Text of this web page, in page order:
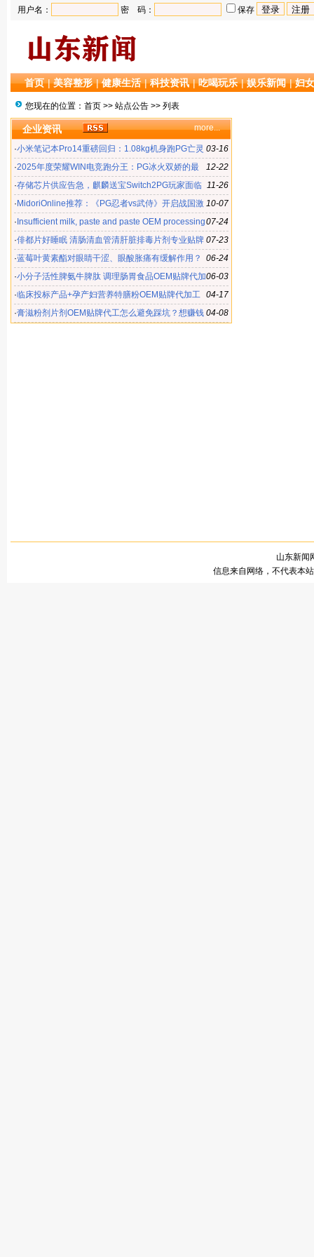
用户名： 密 码： 保存
首页 |美容整形 |健康生活 |科技资讯 |吃喝玩乐 |娱乐新闻 |妇
您现在的位置： 首页 >> 站点公告 >> 列表
more...
企业资讯
03-16
·小米笔记本Pro14重磅回归：1.08kg机身跑PG亡灵
大盗79帧游戏表现
12-22
·2025年度荣耀WIN电竞跑分王：PG冰火双娇的最
优选择
11-26
·存储芯片供应告急，麒麟送宝Switch2PG玩家面临
扩容难题！
10-07
· MidoriOnline推荐：《PG忍者vs武侍》开启战国激
斗新篇章
07-24
· Insufficient milk, paste and paste OEM processing
07-23
·俳都片好睡眠 清肠清血管清肝脏排毒片剂专业贴牌
代加工
06-24
·蓝莓叶黄素酯对眼睛干涩、眼酸胀痛有缓解作用？
OEM贴牌代工
06-03
·小分子活性脾氨牛脾肽 调理肠胃食品OEM贴牌代加
工的价格
04-17
·临床投标产品+孕产妇营养特膳粉OEM贴牌代加工
哪家专业
04-08
·膏滋粉剂片剂OEM贴牌代工怎么避免踩坑？想赚钱
山东新闻
信息来自网络，不代表本